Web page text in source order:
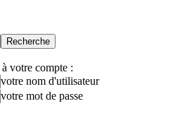
votre compte :
votre nom d'utilisateur
votre mot de passe